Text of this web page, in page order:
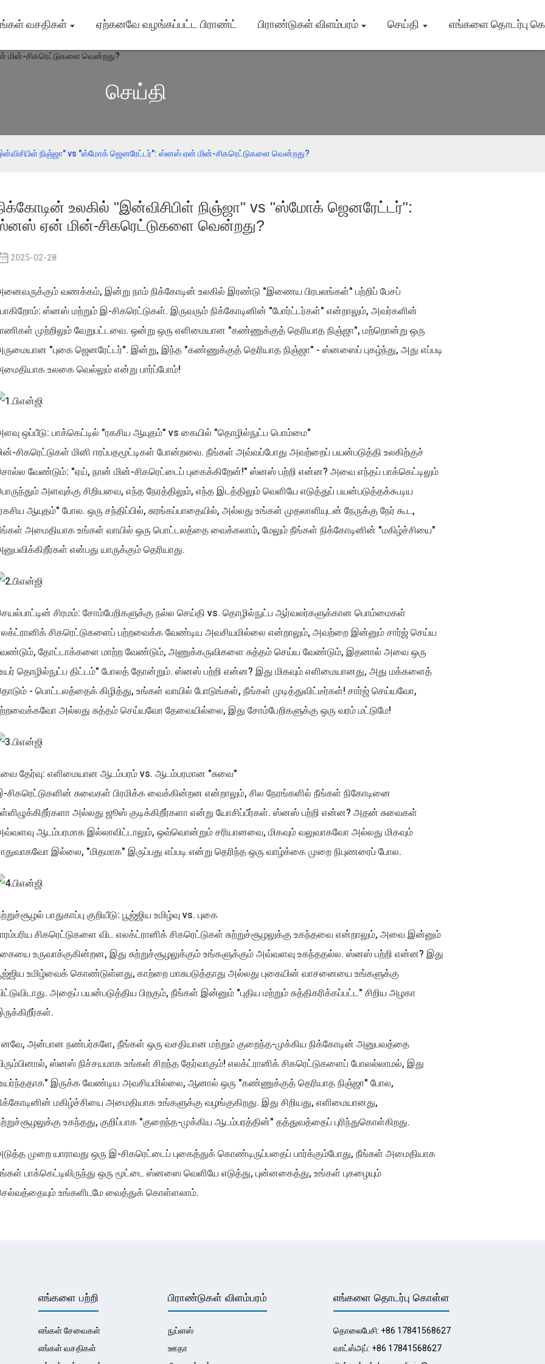
வசதிகள் ஏற்கனவே வழங்கப்பட்ட பிராண்ட் பிராண்டுகள் விளம்பரம் செய்தி எங்களை தொடர்பு
செய்தி
நிஞ்ஜா" vs "ஸ்மோக் ஜெனரேட்டர்": ஸ்னஸ் ஏன் மின்-சிகரெட்டுகளை வென்றது?
உலகில் "இன்விசிபிள் நிஞ்ஜா" vs "ஸ்மோக் ஜெனரேட்டர்":
ஏன் மின்-சிகரெட்டுகளை வென்றது?
2025-02-28
வணக்கம், இன்று நாம் நிக்கோடின் உலகில் இரண்டு "இணைய பிரபலங்கள்" பற்றிப் பேசப்
ஸ்னஸ் மற்றும் இ-சிகரெட்டுகள். இருவரும் நிக்கோடினின் "போர்ட்டர்கள்" என்றாலும், அவர்களின்
முற்றிலும் வேறுபட்டவை. ஒன்று ஒரு எளிமையான "கண்ணுக்குத் தெரியாத நிஞ்ஜா", மற்றொன்று ஒரு
"புகை ஜெனரேட்டர்". இன்று, இந்த "கண்ணுக்குத் தெரியாத நிஞ்ஜா" - ஸ்னஸைப் புகழ்ந்து, அது எப்படி
உலகை வெல்லும் என்று பார்ப்போம்!
ஒப்பீடு: பாக்கெட்டில் "ரகசிய ஆயுதம்" vs கையில் "தொழில்நுட்ப பொம்மை"
சிகரெட்டுகள் மினி ஈரப்பதமூட்டிகள் போன்றவை. நீங்கள் அவ்வப்போது அவற்றைப் பயன்படுத்தி உலகிற்குச்
வேண்டும்: "ஏய், நான் மின்-சிகரெட்டைப் புகைக்கிறேன்!" ஸ்னஸ் பற்றி என்ன? அவை எந்தப் பாக்கெட்டிலும்
அளவுக்கு சிறியவை, எந்த நேரத்திலும், எந்த இடத்திலும் வெளியே எடுத்துப் பயன்படுத்தக்கூடிய
ஆயுதம்" போல. ஒரு சந்திப்பில், சுரங்கப்பாதையில், அல்லது உங்கள் முதலாளியுடன் நேருக்கு நேர் கூட,
அமைதியாக உங்கள் வாயில் ஒரு பொட்டலத்தை வைக்கலாம், மேலும் நீங்கள் நிக்கோடினின் "மகிழ்ச்சியை"
என்பது யாருக்கும் தெரியாது.
சிரமம்: சோம்பேறிகளுக்கு நல்ல செய்தி vs. தொழில்நுட்ப ஆர்வலர்களுக்கான பொம்மைகள்
சிகரெட்டுகளைப் பற்றவைக்க வேண்டிய அவசியமில்லை என்றாலும், அவற்றை இன்னும் சார்ஜ் செய்ய
தோட்டாக்களை மாற்ற வேண்டும், அணுக்கருவிகளை சுத்தம் செய்ய வேண்டும், இதனால் அவை ஒரு
தொழில்நுட்ப திட்டம்" போலத் தோன்றும். ஸ்னஸ் பற்றி என்ன? இது மிகவும் எளிமையானது, அது மக்களைத்
- பொட்டலத்தைக் கிழித்து, உங்கள் வாயில் போடுங்கள், நீங்கள் முடித்துவிட்டீர்கள்! சார்ஜ் செய்யவோ,
அல்லது சுத்தம் செய்யவோ தேவையில்லை, இது சோம்பேறிகளுக்கு ஒரு வரம் மட்டுமே!
தேர்வு: எளிமையான ஆடம்பரம் vs. ஆடம்பரமான "சுவை"
சிகரெட்டுகளின் சுவைகள் பிரமிக்க வைக்கின்றன என்றாலும், சில நேரங்களில் நீங்கள் நிகோடினை
அல்லது ஜூஸ் குடிக்கிறீர்களா என்று யோசிப்பீர்கள். ஸ்னஸ் பற்றி என்ன? அதன் சுவைகள்
ஆடம்பரமாக இல்லாவிட்டாலும், ஒவ்வொன்றும் சரியானவை, மிகவும் வலுவாகவோ அல்லது மிகவும்
இல்லை, "மிதமாக" இருப்பது எப்படி என்று தெரிந்த ஒரு வாழ்க்கை முறை நிபுணரைப் போல.
பாதுகாப்பு குறியீடு: பூஜ்ஜிய உமிழ்வு vs. புகை
சிகரெட்டுகளை விட எலக்ட்ரானிக் சிகரெட்டுகள் சுற்றுச்சூழலுக்கு உகந்தவை என்றாலும், அவை இன்னும்
உருவாக்குகின்றன, இது சுற்றுச்சூழலுக்கும் உங்களுக்கும் அவ்வளவு உகந்ததல்ல. ஸ்னஸ் பற்றி என்ன? இது
உமிழ்வைக் கொண்டுள்ளது, காற்றை மாசுபடுத்தாது அல்லது புகையின் வாசனையை உங்களுக்கு
அதைப் பயன்படுத்திய பிறகும், நீங்கள் இன்னும் "புதிய மற்றும் சுத்திகரிக்கப்பட்ட" சிறிய அழகா
அன்பான நண்பர்களே, நீங்கள் ஒரு வசதியான மற்றும் குறைந்த-முக்கிய நிக்கோடின் அனுபவத்தை
ஸ்னஸ் நிச்சயமாக உங்கள் சிறந்த தேர்வாகும்! எலக்ட்ரானிக் சிகரெட்டுகளைப் போலல்லாமல், இது
இருக்க வேண்டிய அவசியமில்லை, ஆனால் ஒரு "கண்ணுக்குத் தெரியாத நிஞ்ஜா" போல,
மகிழ்ச்சியை அமைதியாக உங்களுக்கு வழங்குகிறது. இது சிறியது, எளிமையானது,
உகந்தது, குறிப்பாக "குறைந்த-முக்கிய ஆடம்பரத்தின்" தத்துவத்தைப் புரிந்துகொள்கிறது.
முறை யாராவது ஒரு இ-சிகரெட்டைப் புகைத்துக் கொண்டிருப்பதைப் பார்க்கும்போது, ​​நீங்கள் அமைதியாக
பாக்கெட்டிலிருந்து ஒரு மூட்டை ஸ்னஸை வெளியே எடுத்து, புன்னகைத்து, உங்கள் புகழையும்
உங்களிடமே வைத்துக் கொள்ளலாம்.
எங்களை பற்றி
எங்கள் சேவைகள்
எங்கள் வசதிகள்
பிராண்டுகள் விளம்பரம்
நுப்ளஸ்
ஊதா
எங்களை தொடர்பு கொள்ள
தொலைபேசி: +86 17841568627
வாட்ஸ்அப்: +86 17841568627